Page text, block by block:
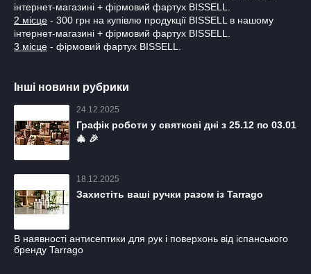
інтернет-магазині + фірмовий фартух BISSELL.
2 місце - 300 грн на купівлю продукції BISSELL в нашому
інтернет-магазині + фірмовий фартух BISSELL.
3 місце - фірмовий фартух BISSELL.
Інші новини рубрики
24.12.2025
Графік роботи у святкові дні з 25.12 по 03.01
🎄 🎉
18.12.2025
Захистіть ваші ручки разом із Tarrago
В наявності антисептики для рук і поверхонь від іспанського
бренду Tarrago